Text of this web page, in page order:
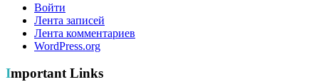
Войти
Лента записей
Лента комментариев
WordPress.org
Important Links